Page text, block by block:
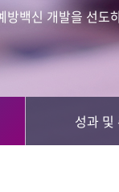
백신 개발을 선도
성과 및